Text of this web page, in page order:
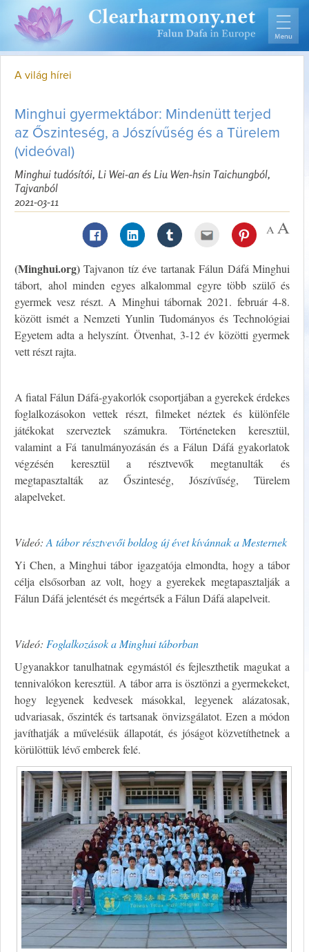
A világ hírei
Minghui gyermektábor: Mindenütt terjed
az Őszinteség, a Jószívűség és a Türelem
(videóval)
Minghui tudósítói, Li Wei-an és Liu Wen-hsin Taichungból,
Tajvanból
2021-03-11
(Minghui.org) Tajvanon tíz éve tartanak Fálun Dáfá Minghui
tábort, ahol minden egyes alkalommal egyre több szülő és
gyermek vesz részt. A Minghui tábornak 2021. február 4-8.
között ismét a Nemzeti Yunlin Tudományos és Technológiai
Egyetem adta a helyszínt. Ötvenhat, 3-12 év közötti gyermek
vett részt rajta.
A fiatal Fálun Dáfá-gyakorlók csoportjában a gyerekek érdekes
foglalkozásokon vettek részt, filmeket néztek és különféle
játékokat szerveztek számukra. Történeteken keresztül,
valamint a Fá tanulmányozásán és a Fálun Dáfá gyakorlatok
végzésén keresztül a résztvevők megtanulták és
megtapasztalták az Őszinteség, Jószívűség, Türelem
alapelveket.
Videó:A tábor résztvevői boldog új évet kívánnak a Mesternek
Yi Chen, a Minghui tábor igazgatója elmondta, hogy a tábor
célja elsősorban az volt, hogy a gyerekek megtapasztalják a
Fálun Dáfá jelentését és megértsék a Fálun Dáfá alapelveit.
Videó: Foglalkozások a Minghui táborban
Ugyanakkor tanulhatnak egymástól és fejleszthetik magukat a
tennivalókon keresztül. A tábor arra is ösztönzi a gyermekeket,
hogy legyenek kedvesek másokkal, legyenek alázatosak,
udvariasak, őszinték és tartsanak önvizsgálatot. Ezen a módon
javíthatják a művelésük állapotát, és jóságot közvetíthetnek a
körülöttük lévő emberek felé.